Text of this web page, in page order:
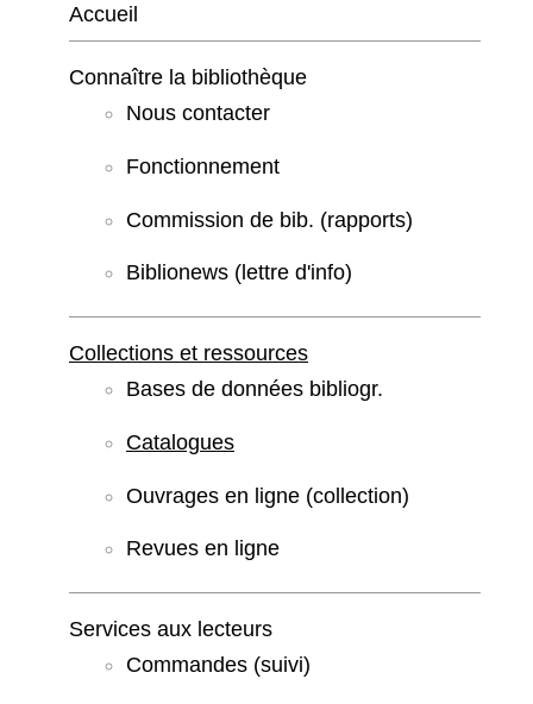
Accueil
Connaître la bibliothèque
Nous contacter
Fonctionnement
Commission de bib. (rapports)
Biblionews (lettre d'info)
Collections et ressources
Bases de données bibliogr.
Catalogues
Ouvrages en ligne (collection)
Revues en ligne
Services aux lecteurs
Commandes (suivi)